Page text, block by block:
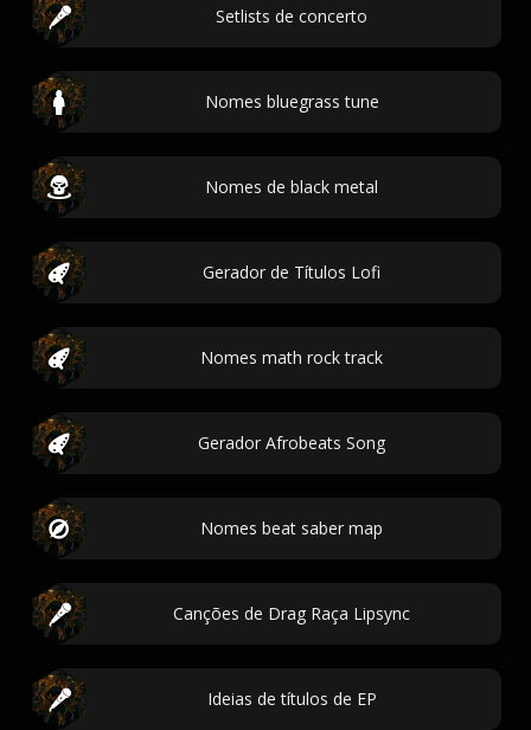
Setlists de concerto
Nomes bluegrass tune
Nomes de black metal
Gerador de Títulos Lofi
Nomes math rock track
Gerador Afrobeats Song
Nomes beat saber map
Canções de Drag Raça Lipsync
Ideias de títulos de EP